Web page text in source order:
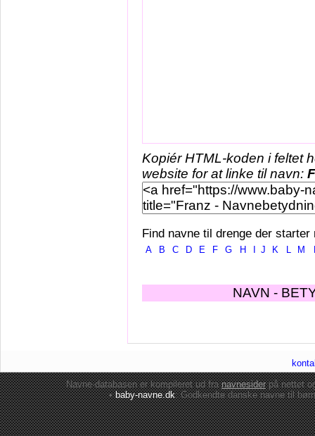
Kopiér HTML-koden i feltet
website for at linke til navn:
Find navne til drenge der starter
A B C D E F G H J K L M
NAVN -
Navne-databasen er kompileret ud franavnesiderpå nettet
•baby-navne.dk: Godkendte danskenavne til børn